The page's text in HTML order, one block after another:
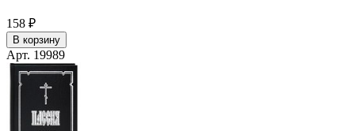
158 ₽
В корзину
Арт. 19989